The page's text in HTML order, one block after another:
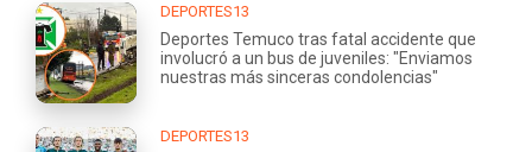
DEPORTES13
Deportes Temuco tras fatal accidente que
involucró a un bus de juveniles: "Enviamos
nuestras más sinceras condolencias"
DEPORTES13